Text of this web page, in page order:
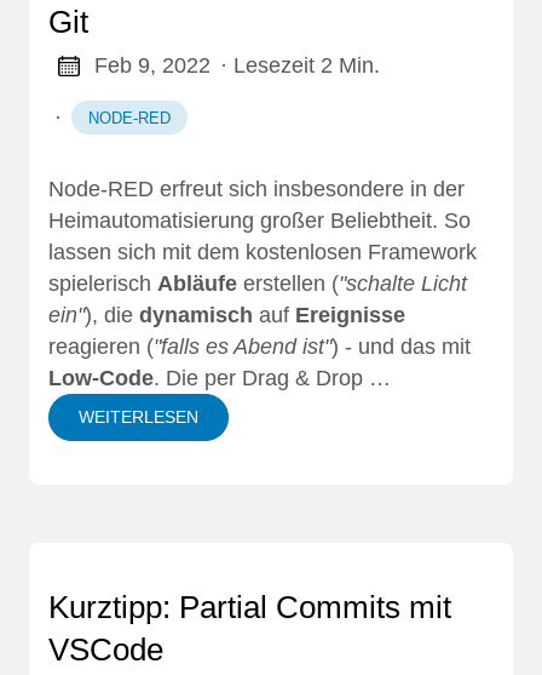
Git
Feb 9, 2022 · Lesezeit 2 Min.
· NODE-RED
Node-RED erfreut sich insbesondere in der
Heimautomatisierung großer Beliebtheit. So
lassen sich mit dem kostenlosen Framework
spielerisch Abläufe erstellen ("schalte Licht
ein"), die dynamisch auf Ereignisse
reagieren ("falls es Abend ist") - und das mit
Low-Code. Die per Drag & Drop …
WEITERLESEN
Kurztipp: Partial Commits mit
VSCode